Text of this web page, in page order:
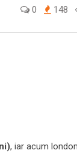
0 148
, iar acum